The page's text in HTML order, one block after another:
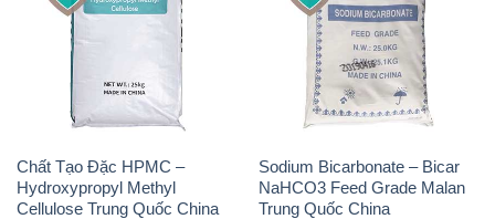
Chất Tạo Đặc HPMC –
Hydroxypropyl Methyl
Cellulose Trung Quốc China
Sodium Bicarbonate – Bicar
NaHCO3 Feed Grade Malan
Trung Quốc China